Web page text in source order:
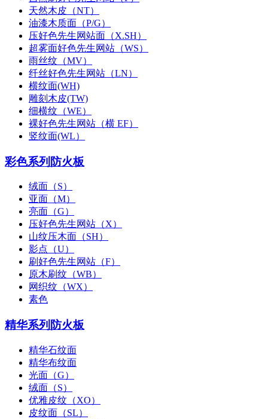
天然木皮（NT）
油漆木质面（P/G）
压好色先生网站面（X.SH）
超雾面好色先生网站（WS）
雨丝纹（MV）
纤丝好色先生网站（LN）
横纹面(WH)
雕刻木皮(TW)
细横纹（WE）
裸好色先生网站（横 EF）
竖纹面(WL）
彩色系列防火板
绒面（S）
亚面（M）
亮面（G）
压好色先生网站（X）
山纹压木面（SH）
影点（U）
刷好色先生网站（F）
原木刷纹（WB）
网织纹（WX）
素色
精华系列防火板
精华石纹面
精华布纹面
光面（G）
绒面（S）
优雅皮纹（XO）
皮纹面（SL）